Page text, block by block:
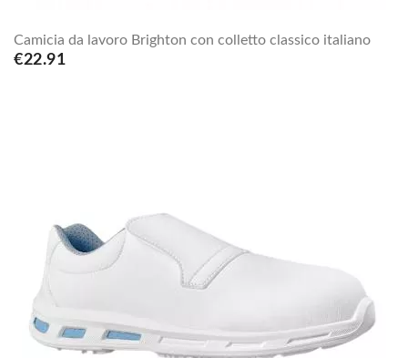
Camicia da lavoro Brighton con colletto classico italiano
€22.91